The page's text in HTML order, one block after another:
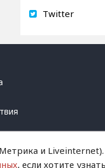
Twitter
и
, если хотите